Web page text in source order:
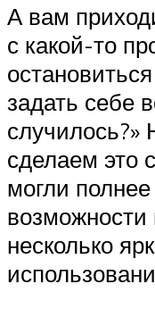
А вам
с какой-то
задать себе
случилось?»
сделаем это
могли
несколько